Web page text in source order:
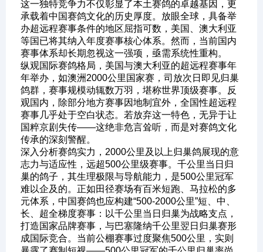
这一独特竞争力不仅彰显了本土赛鸽的卓越基因，更
承载着中国赛鸽文化的历史厚度。放眼全球，具备举
办超远程赛事条件的地区屈指可数，美国、澳大利亚
等国已将其纳入年度赛事核心体系。然而，当前国内
赛事体系却长期忽视这一强项，亟需系统性重构。
纵观国际赛鸽格局，美国与澳大利亚的超远程赛事年
年举办，如澳洲2000公里国家赛，司放次日即见归巢
鸽群，赛事规模动辄数万羽，堪称世界顶级赛事。反
观国内，除部分地方赛事因地制宜外，全国性超远程
赛事几乎处于空白状态。若放弃这一特色，无异于让
国粹京剧失传——这绝非危言耸听，而是对赛鸽文化
传承的深刻警醒。
深入分析赛鸽实力，2000公里及以上归巢鸽展现的意
志力与适应性，远超500公里级赛事。千公里当日归
巢的鸽子，其生理极限与导航能力，是500公里冠军
难以企及的。正如田径赛场有百米短跑、马拉松的多
元体系，中国赛鸽也应构建“500-2000公里”短、中、
长、超全梯度赛事：以千公里当日归巢为战略支点，
打造国家品牌赛事，与巴塞隆纳千公里翌日归巢赛形
成国际竞合。当前公棚赛事过度聚焦500公里，实则